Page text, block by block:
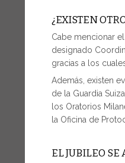
¿EXISTEN
Cabe mencionar
designado
gracias a los
Además, existen
de la Guardia
los Oratorios
la Oficina de
EL JUBILEO SE